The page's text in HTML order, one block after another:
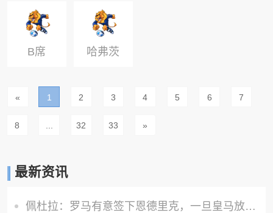
里奇
B席 哈弗茨
« 1 2 3 4 5 6 7
8 ... 32 33 »
最新资讯
佩杜拉：罗马有意签下恩德里克，一旦皇马放行将直接加入争夺战